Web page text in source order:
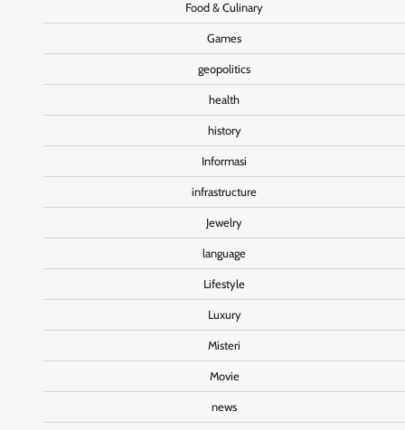
Food & Culinary
Games
geopolitics
health
history
Informasi
infrastructure
Jewelry
language
Lifestyle
Luxury
Misteri
Movie
news